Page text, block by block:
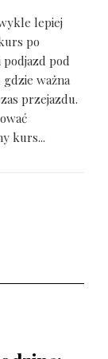
lepiej
po
pod
ważna
przejazdu.
kurs...